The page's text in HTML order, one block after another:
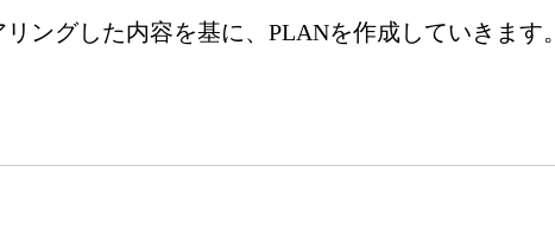
ングした内容を基に、PLANを作成していきます。